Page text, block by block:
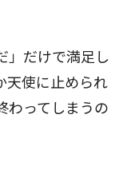
」だけで満足し
天使に止められ
わってしまうの